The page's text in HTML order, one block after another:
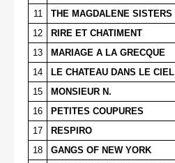
11
THE MAGDALENE SISTERS
12
RIRE ET CHATIMENT
13
MARIAGE A LA GRECQUE
14
LE CHATEAU DANS LE CIEL
15
MONSIEUR N.
16
PETITES COUPURES
17
RESPIRO
18
GANGS OF NEW YORK